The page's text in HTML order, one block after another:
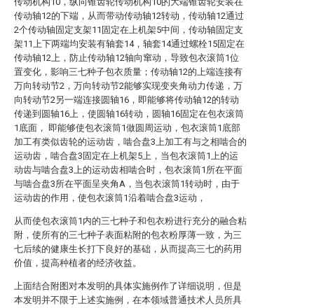
传动轴12的下端，从而带动传动轴12转动，传动轴12通过
2个传动轴固定支架11固定在上机架5中间，传动轴固定支
架11上下两端均安装有轴套14，轴套14通过螺栓15固定在
传动轴12上，防止传动轴12轴向窜动，导致包衣滚筒1位
置变化，影响三七种子包衣质量；传动轴12的上端连接有
万向转动节2，万向转动节2能够实现变夹角动力传递，万
向转动节2另一端连接圆轴16，即能够将传动轴12的转动
传递到圆轴16上，使圆轴16转动，圆轴16固定在包衣滚筒
1底面， 即能够使包衣滚筒1做圆周运动，包衣滚筒1底部
加工有类似齿轮的运动齿，啮合盘3上加工有与之相啮合的
运动齿，啮合盘3固定在上机架5上，当包衣滚筒1上的运
动齿与啮合盘3上的运动齿相啮合时，包衣滚筒1所在平面
与啮合盘3所在平面呈夹角A，当包衣滚筒1转动时，由于
运动齿的作用，使包衣滚筒1沿着啮合盘3运动，
从而使包衣滚筒1内的三七种子和包衣粉进行充分的融合粘
附，使所有的三七种子表面粘附的包衣粉厚薄一致，为三
七后续的健康生长打下良好的基础，从而提高三七的药用
价值，提高种植者的经济收益。
上面结合附图对本发明的具体实施例作了详细说明，但是
本发明并不限于上述实施例，在本领域普通技术人员所具